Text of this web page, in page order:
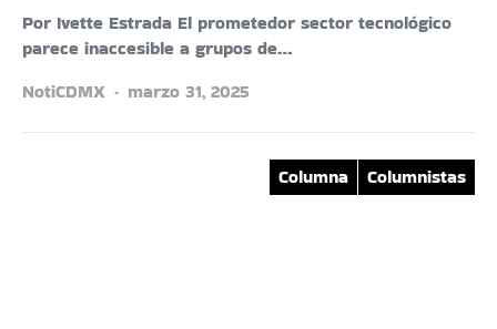
Por Ivette Estrada El prometedor sector tecnológico
parece inaccesible a grupos de…
NotiCDMX
marzo 31, 2025
Columna Columnistas